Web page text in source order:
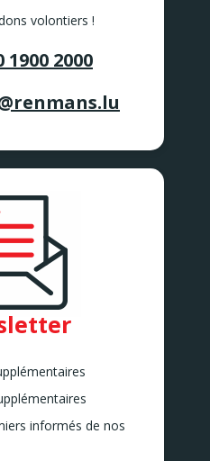
volontiers !
1900 2000
informés de nos